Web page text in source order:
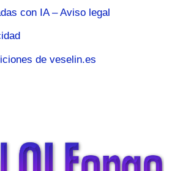
con IA – Aviso legal
de veselin.es